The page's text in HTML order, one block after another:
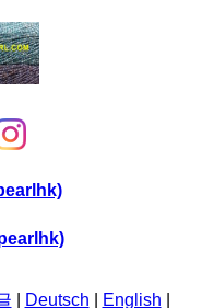
Deutsch English